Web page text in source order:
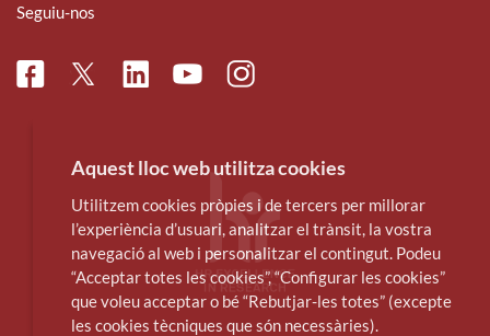
Seguiu-nos
FacebookTwitterLinkedinYoutubeInstagram
Aquest lloc web utilitza cookies
Utilitzem cookies pròpies i de tercers per millorar
l’experiència d’usuari, analitzar el trànsit, la vostra
navegació al web i personalitzar el contingut. Podeu
“Acceptar totes les cookies”, “Configurar les cookies”
que voleu acceptar o bé “Rebutjar-les totes” (excepte
les cookies tècniques que són necessàries).